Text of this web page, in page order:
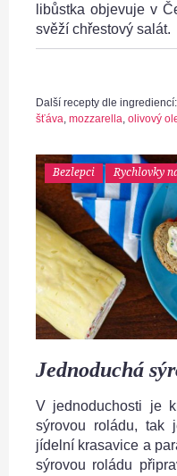
libůstka objevuje v
svěží chřestový salát.
Další recepty dle ingrediencí:
šťáva mozzarella olivový
Bezlepci Rychlovky
Jednoduchá
V jednoduchosti je
sýrovou roládu, tak
jídelní krasavice a
sýrovou roládu